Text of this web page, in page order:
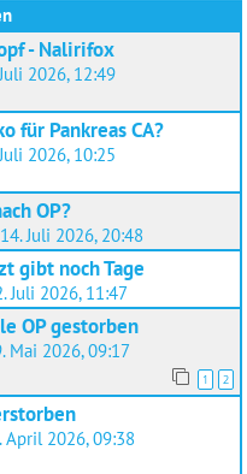
- Nalirifox
2026, 12:49
für Pankreas CA?
2026, 10:25
OP?
14. Juli 2026, 20:48
gibt noch Tage
Juli 2026, 11:47
OP gestorben
Mai 2026, 09:17
1 2
April 2026, 09:38